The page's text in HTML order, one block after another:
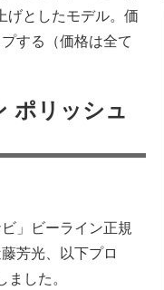
げとしたモデル。価
する（価格は全て
ポリッシュ
」ビーライン正規
芳光、以下プロ
した。